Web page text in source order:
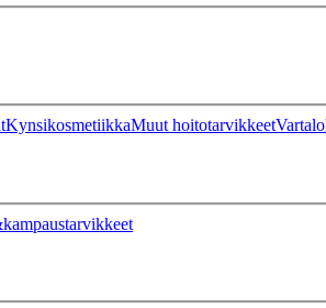
KynsikosmetiikkaMuut hoitotarvikkeet